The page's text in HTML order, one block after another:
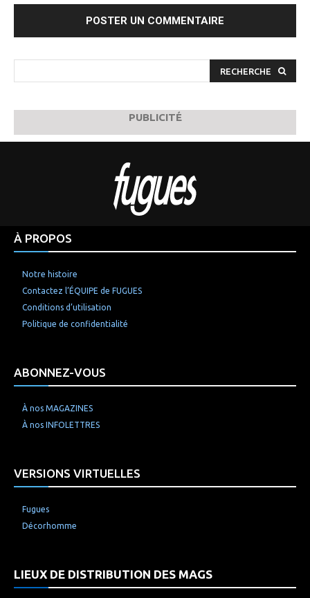
RECHERCHE
PUBLICITÉ
À PROPOS
Notre histoire
Contactez l’ÉQUIPE de FUGUES
Conditions d’utilisation
Politique de confidentialité
ABONNEZ-VOUS
À nos MAGAZINES
À nos INFOLETTRES
VERSIONS VIRTUELLES
Fugues
Décorhomme
LIEUX DE DISTRIBUTION DES MAGS